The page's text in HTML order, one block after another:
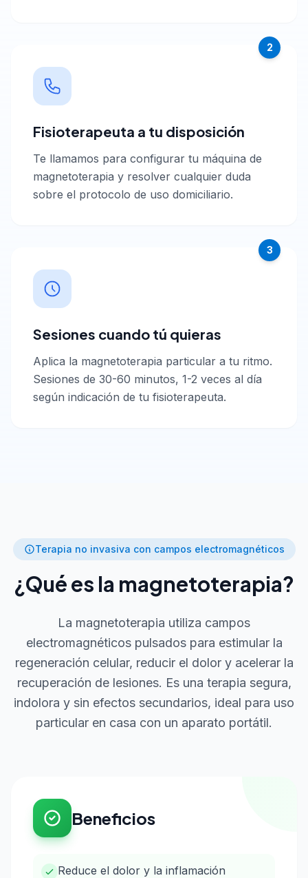
2
Fisioterapeuta a tu disposición
Te llamamos para configurar tu máquina de
magnetoterapia y resolver cualquier duda
sobre el protocolo de uso domiciliario.
3
Sesiones cuando tú quieras
Aplica la magnetoterapia particular a tu ritmo.
Sesiones de 30-60 minutos, 1-2 veces al día
según indicación de tu fisioterapeuta.
Terapia no invasiva con campos electromagnéticos
¿Qué es la magnetoterapia?
La magnetoterapia utiliza campos
electromagnéticos pulsados para estimular la
regeneración celular, reducir el dolor y acelerar la
recuperación de lesiones. Es una terapia segura,
indolora y sin efectos secundarios, ideal para uso
particular en casa con un aparato portátil.
Beneficios
Reduce el dolor y la inflamación